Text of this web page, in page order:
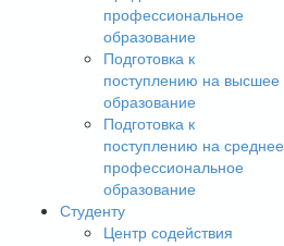
профессиональное
образование
Подготовка к
поступлению на высшее
образование
Подготовка к
поступлению на среднее
профессиональное
образование
Студенту
Центр содействия